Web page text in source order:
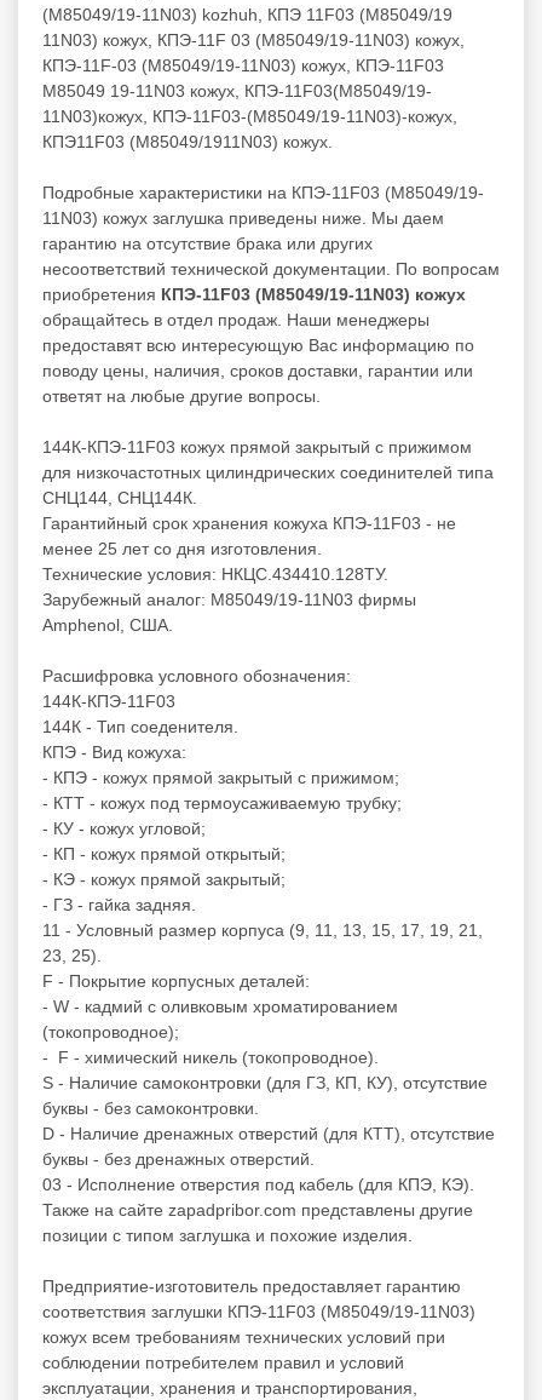
(M85049/19-11N03) kozhuh, КПЭ 11F03 (M85049/19
11N03) кожух, КПЭ-11F 03 (M85049/19-11N03) кожух,
КПЭ-11F-03 (M85049/19-11N03) кожух, КПЭ-11F03
M85049 19-11N03 кожух, КПЭ-11F03(M85049/19-
11N03)кожух, КПЭ-11F03-(M85049/19-11N03)-кожух,
КПЭ11F03 (M85049/1911N03) кожух.
Подробные характеристики на КПЭ-11F03 (M85049/19-
11N03) кожух заглушка приведены ниже. Мы даем
гарантию на отсутствие брака или других
несоответствий технической документации. По вопросам
приобретения КПЭ-11F03 (M85049/19-11N03) кожух
обращайтесь в отдел продаж. Наши менеджеры
предоставят всю интересующую Вас информацию по
поводу цены, наличия, сроков доставки, гарантии или
ответят на любые другие вопросы.
144К-КПЭ-11F03 кожух прямой закрытый с прижимом
для низкочастотных цилиндрических соединителей типа
СНЦ144, СНЦ144К.
Гарантийный срок хранения кожуха КПЭ-11F03 - не
менее 25 лет со дня изготовления.
Технические условия: НКЦС.434410.128ТУ.
Зарубежный аналог: M85049/19-11N03 фирмы
Amphenol, США.
Расшифровка условного обозначения:
144К-КПЭ-11F03
144К - Тип соеденителя.
КПЭ - Вид кожуха:
- КПЭ - кожух прямой закрытый с прижимом;
- КТТ - кожух под термоусаживаемую трубку;
- КУ - кожух угловой;
- КП - кожух прямой открытый;
- КЭ - кожух прямой закрытый;
- ГЗ - гайка задняя.
11 - Условный размер корпуса (9, 11, 13, 15, 17, 19, 21,
23, 25).
F - Покрытие корпусных деталей:
- W - кадмий с оливковым хроматированием
(токопроводное);
- F - химический никель (токопроводное).
S - Наличие самоконтровки (для ГЗ, КП, КУ), отсутствие
буквы - без самоконтровки.
D - Наличие дренажных отверстий (для КТТ), отсутствие
буквы - без дренажных отверстий.
03 - Исполнение отверстия под кабель (для КПЭ, КЭ).
Также на сайте zapadpribor.com представлены другие
позиции с типом заглушка и похожие изделия.
Предприятие-изготовитель предоставляет гарантию
соответствия заглушки КПЭ-11F03 (M85049/19-11N03)
кожух всем требованиям технических условий при
соблюдении потребителем правил и условий
эксплуатации, хранения и транспортирования,